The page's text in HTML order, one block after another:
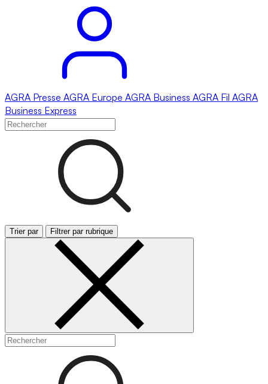
AGRA Presse AGRA Europe AGRA Business AGRA Fil AGRA
Business Express
Trier par Filtrer par rubrique